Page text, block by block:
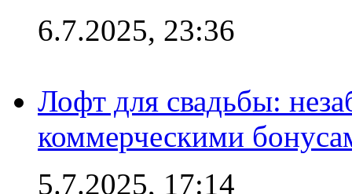
6.7.2025, 23:36
Лофт для свадьбы:
коммерческими
5.7.2025, 17:14